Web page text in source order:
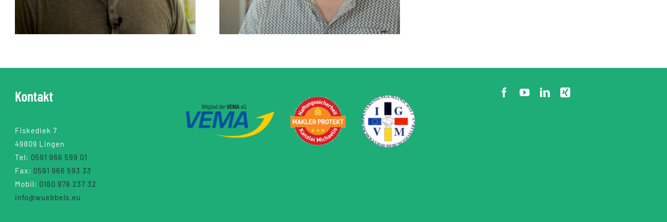
Kontakt
Fiskediek 7
49809 Lingen
Tel: 0591 966 599 01
Fax: 0591 966 593 33
Mobil: 0160 978 237 32
info@wuebbels.eu